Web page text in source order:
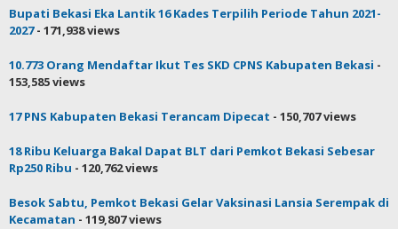
Bupati Bekasi Eka Lantik 16 Kades Terpilih Periode Tahun 2021-
2027- 171,938 views
10.773 Orang Mendaftar Ikut Tes SKD CPNS Kabupaten Bekasi -
153,585 views
17 PNS Kabupaten Bekasi Terancam Dipecat - 150,707 views
18 Ribu Keluarga Bakal Dapat BLT dari Pemkot Bekasi Sebesar
Rp250 Ribu - 120,762 views
Besok Sabtu, Pemkot Bekasi Gelar Vaksinasi Lansia Serempak di
Kecamatan - 119,807 views